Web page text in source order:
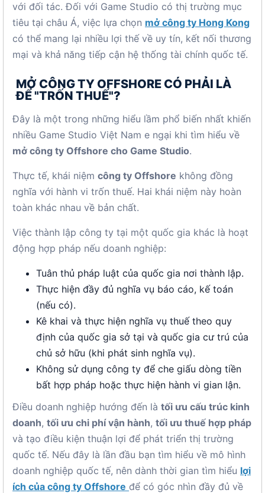
với đối tác. Đối với Game Studio có thị trường mục
tiêu tại châu Á, việc lựa chọn mở công ty Hong Kong
có thể mang lại nhiều lợi thế về uy tín, kết nối thương
mại và khả năng tiếp cận hệ thống tài chính quốc tế.
MỞ CÔNG TY OFFSHORE CÓ PHẢI LÀ
ĐỂ "TRỐN THUẾ"?
Đây là một trong những hiểu lầm phổ biến nhất khiến
nhiều Game Studio Việt Nam e ngại khi tìm hiểu về
mở công ty Offshore cho Game Studio.
Thực tế, khái niệm công ty Offshore không đồng
nghĩa với hành vi trốn thuế. Hai khái niệm này hoàn
toàn khác nhau về bản chất.
Việc thành lập công ty tại một quốc gia khác là hoạt
động hợp pháp nếu doanh nghiệp:
Tuân thủ pháp luật của quốc gia nơi thành lập.
Thực hiện đầy đủ nghĩa vụ báo cáo, kế toán
(nếu có).
Kê khai và thực hiện nghĩa vụ thuế theo quy
định của quốc gia sở tại và quốc gia cư trú của
chủ sở hữu (khi phát sinh nghĩa vụ).
Không sử dụng công ty để che giấu dòng tiền
bất hợp pháp hoặc thực hiện hành vi gian lận.
Điều doanh nghiệp hướng đến là tối ưu cấu trúc kinh
doanh, tối ưu chi phí vận hành, tối ưu thuế hợp pháp
và tạo điều kiện thuận lợi để phát triển thị trường
quốc tế. Nếu đây là lần đầu bạn tìm hiểu về mô hình
doanh nghiệp quốc tế, nên dành thời gian tìm hiểu lợi
ích của công ty Offshore để có góc nhìn đầy đủ về